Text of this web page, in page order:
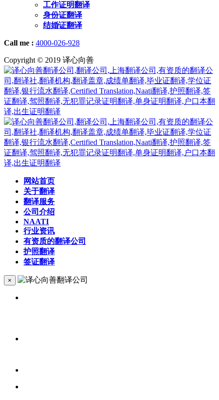
工作证明翻译
身份证翻译
结婚证翻译
Call me : 4000-026-928
Copyright © 2019 译心向善
网站首页
关于翻译
翻译服务
公司介绍
NAATI
行业资讯
有资质的翻译公司
护照翻译
签证翻译
×